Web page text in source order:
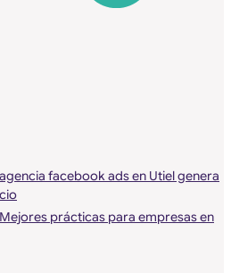
facebook ads en Utiel genera
prácticas para empresas en